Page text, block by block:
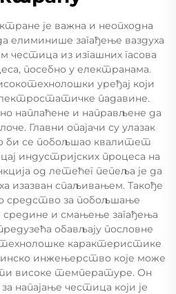
је важна и неопходна
елиминише загађење ваздуха
честица из изгашних гасова
посебно у електранама.
уређај који
падавине.
наплаћене и направљене да
Главни опајачи су улазак
би се побољшао квалитет
индустријских процеса на
од летећег пепеља је да
изазван спаљивањем. Такође
средство за побољшање
и смањење загађења
обављају пословне
карактеристике
инжењерство које може
високе температуре. Он
напајање честица који је